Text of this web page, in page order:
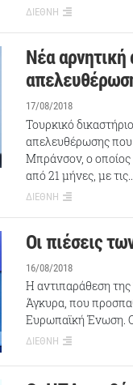
ΔΙΕΘΝΗ
Νέα αρνητική
17/08/2018
Τουρκικό
απελευθέρωσης που
Μπράνσον, ο οποίος
από 21 μήνες, με
ΔΙΕΘΝΗ
Οι πιέσεις
16/08/2018
Η αντιπαράθεση της
Άγκυρα, που
Ευρωπαϊκή Ένωση.
ΔΙΕΘΝΗ